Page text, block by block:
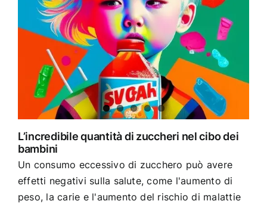
L’incredibile quantità di zuccheri nel cibo dei
bambini
Un consumo eccessivo di zucchero può avere
effetti negativi sulla salute, come l'aumento di
peso, la carie e l'aumento del rischio di malattie